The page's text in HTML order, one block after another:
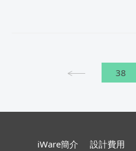
iWare簡介 設計費用